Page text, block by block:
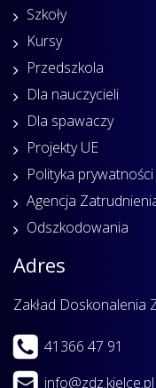
Szkoły
Kursy
Przedszkola
Dla nauczycieli
Dla spawaczy
Projekty UE
Polityka prywatności
Agencja
Odszkodowania
Adres
Zakład Doskonalenia
41366 47 91
info@zdz.kielce.pl